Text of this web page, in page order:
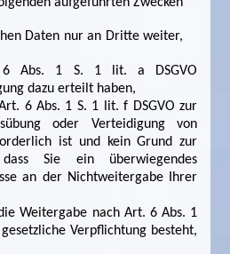
Daten nur an Dritte weiter,
Abs. 1 S. 1 lit. a DSGVO
dazu erteilt haben,
6 Abs. 1 S. 1 lit. f DSGVO zur
oder Verteidigung von
ist und kein Grund zur
Sie ein überwiegendes
an der Nichtweitergabe Ihrer
Weitergabe nach Art. 6 Abs. 1
Verpflichtung besteht,